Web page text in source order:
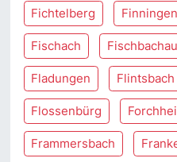
Fichtelberg Finningen
Fischach Fischbachau
Fladungen Flintsbach
Flossenbürg
Frammersbach